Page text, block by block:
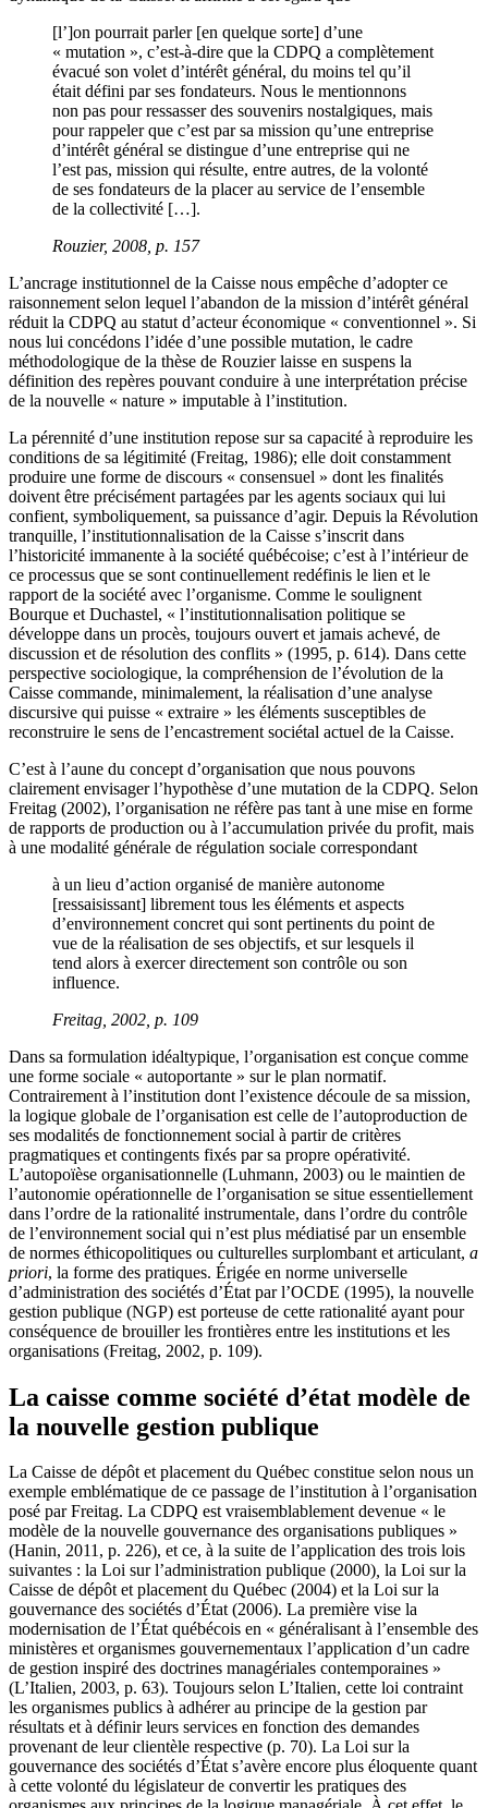
[l’]on pourrait parler [en quelque sorte] d’une
« mutation », c’est-à-dire que la CDPQ a complètement
évacué son volet d’intérêt général, du moins tel qu’il
était défini par ses fondateurs. Nous le mentionnons
non pas pour ressasser des souvenirs nostalgiques, mais
pour rappeler que c’est par sa mission qu’une entreprise
d’intérêt général se distingue d’une entreprise qui ne
l’est pas, mission qui résulte, entre autres, de la volonté
de ses fondateurs de la placer au service de l’ensemble
de la collectivité […].
Rouzier, 2008, p. 157
L’ancrage institutionnel de la Caisse nous empêche d’adopter ce
raisonnement selon lequel l’abandon de la mission d’intérêt général
réduit la CDPQ au statut d’acteur économique « conventionnel ». Si
nous lui concédons l’idée d’une possible mutation, le cadre
méthodologique de la thèse de Rouzier laisse en suspens la
définition des repères pouvant conduire à une interprétation précise
de la nouvelle « nature » imputable à l’institution.
La pérennité d’une institution repose sur sa capacité à reproduire les
conditions de sa légitimité (Freitag, 1986); elle doit constamment
produire une forme de discours « consensuel » dont les finalités
doivent être précisément partagées par les agents sociaux qui lui
confient, symboliquement, sa puissance d’agir. Depuis la Révolution
tranquille, l’institutionnalisation de la Caisse s’inscrit dans
l’historicité immanente à la société québécoise; c’est à l’intérieur de
ce processus que se sont continuellement redéfinis le lien et le
rapport de la société avec l’organisme. Comme le soulignent
Bourque et Duchastel, « l’institutionnalisation politique se
développe dans un procès, toujours ouvert et jamais achevé, de
discussion et de résolution des conflits » (1995, p. 614). Dans cette
perspective sociologique, la compréhension de l’évolution de la
Caisse commande, minimalement, la réalisation d’une analyse
discursive qui puisse « extraire » les éléments susceptibles de
reconstruire le sens de l’encastrement sociétal actuel de la Caisse.
C’est à l’aune du concept d’organisation que nous pouvons
clairement envisager l’hypothèse d’une mutation de la CDPQ. Selon
Freitag (2002), l’organisation ne réfère pas tant à une mise en forme
de rapports de production ou à l’accumulation privée du profit, mais
à une modalité générale de régulation sociale correspondant
à un lieu d’action organisé de manière autonome
[ressaisissant] librement tous les éléments et aspects
d’environnement concret qui sont pertinents du point de
vue de la réalisation de ses objectifs, et sur lesquels il
tend alors à exercer directement son contrôle ou son
influence.
Freitag, 2002, p. 109
Dans sa formulation idéaltypique, l’organisation est conçue comme
une forme sociale « autoportante » sur le plan normatif.
Contrairement à l’institution dont l’existence découle de sa mission,
la logique globale de l’organisation est celle de l’autoproduction de
ses modalités de fonctionnement social à partir de critères
pragmatiques et contingents fixés par sa propre opérativité.
L’autopoïèse organisationnelle (Luhmann, 2003) ou le maintien de
l’autonomie opérationnelle de l’organisation se situe essentiellement
dans l’ordre de la rationalité instrumentale, dans l’ordre du contrôle
de l’environnement social qui n’est plus médiatisé par un ensemble
de normes éthicopolitiques ou culturelles surplombant et articulant, a
priori, la forme des pratiques. Érigée en norme universelle
d’administration des sociétés d’État par l’OCDE (1995), la nouvelle
gestion publique (NGP) est porteuse de cette rationalité ayant pour
conséquence de brouiller les frontières entre les institutions et les
organisations (Freitag, 2002, p. 109).
La caisse comme société d’état modèle de
la nouvelle gestion publique
La Caisse de dépôt et placement du Québec constitue selon nous un
exemple emblématique de ce passage de l’institution à l’organisation
posé par Freitag. La CDPQ est vraisemblablement devenue « le
modèle de la nouvelle gouvernance des organisations publiques »
(Hanin, 2011, p. 226), et ce, à la suite de l’application des trois lois
suivantes : la Loi sur l’administration publique (2000), la Loi sur la
Caisse de dépôt et placement du Québec (2004) et la Loi sur la
gouvernance des sociétés d’État (2006). La première vise la
modernisation de l’État québécois en « généralisant à l’ensemble des
ministères et organismes gouvernementaux l’application d’un cadre
de gestion inspiré des doctrines managériales contemporaines »
(L’Italien, 2003, p. 63). Toujours selon L’Italien, cette loi contraint
les organismes publics à adhérer au principe de la gestion par
résultats et à définir leurs services en fonction des demandes
provenant de leur clientèle respective (p. 70). La Loi sur la
gouvernance des sociétés d’État s’avère encore plus éloquente quant
à cette volonté du législateur de convertir les pratiques des